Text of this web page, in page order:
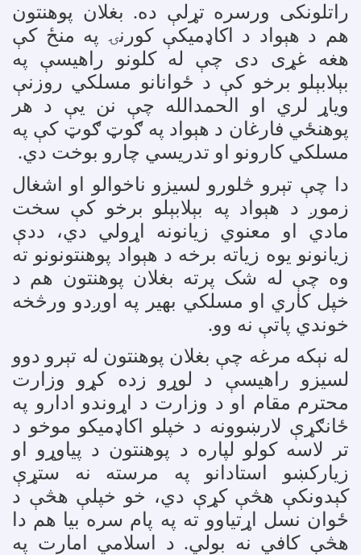
راتلونکی ورسره تړلې ده. بغلان پوهنتون
هم د هېواد د اکاډمیکې کورنۍ په منځ کې
هغه غړی دی چې له کلونو راهیسې په
بېلابېلو برخو کې د ځوانانو مسلکي روزنې
ویاړ لري او الحمدالله چې نن یې د هر
پوهنځي فارغان د هېواد په ګوټ ګوټ کې په
مسلکي کارونو او تدریسي چارو بوخت دي.
دا چې تېرو څلورو لسیزو ناخوالو او اشغال
زموږ د هېواد په بېلابېلو برخو کې سخت
مادي او معنوي زیانونه اړولي دي، ددې
زیانونو یوه زیاته برخه د هېواد پوهنتونونو ته
وه چې له شک پرته بغلان پوهنتون هم د
خپل کاري او مسلکي بهیر په اوږدو ورڅخه
خوندي پاتې نه وو.
له نېکه مرغه چې بغلان پوهنتون له تېرو دوو
لسیزو راهیسې د لوړو زده کړو وزارت
محترم مقام او د وزارت د اړوندو ادارو په
ځانګړې لارښوونه د خپلو اکاډمیکو موخو د
تر لاسه کولو لپاره د پوهنتون د پیاوړو او
زیارکښو استادانو په مرسته نه ستړې
کېدونکې هڅې کړې دي، خو خپلې هڅې د
ځوان نسل اړتیاوو ته په پام سره بیا هم دا
هڅې کافي نه بولي. د اسلامي امارت په